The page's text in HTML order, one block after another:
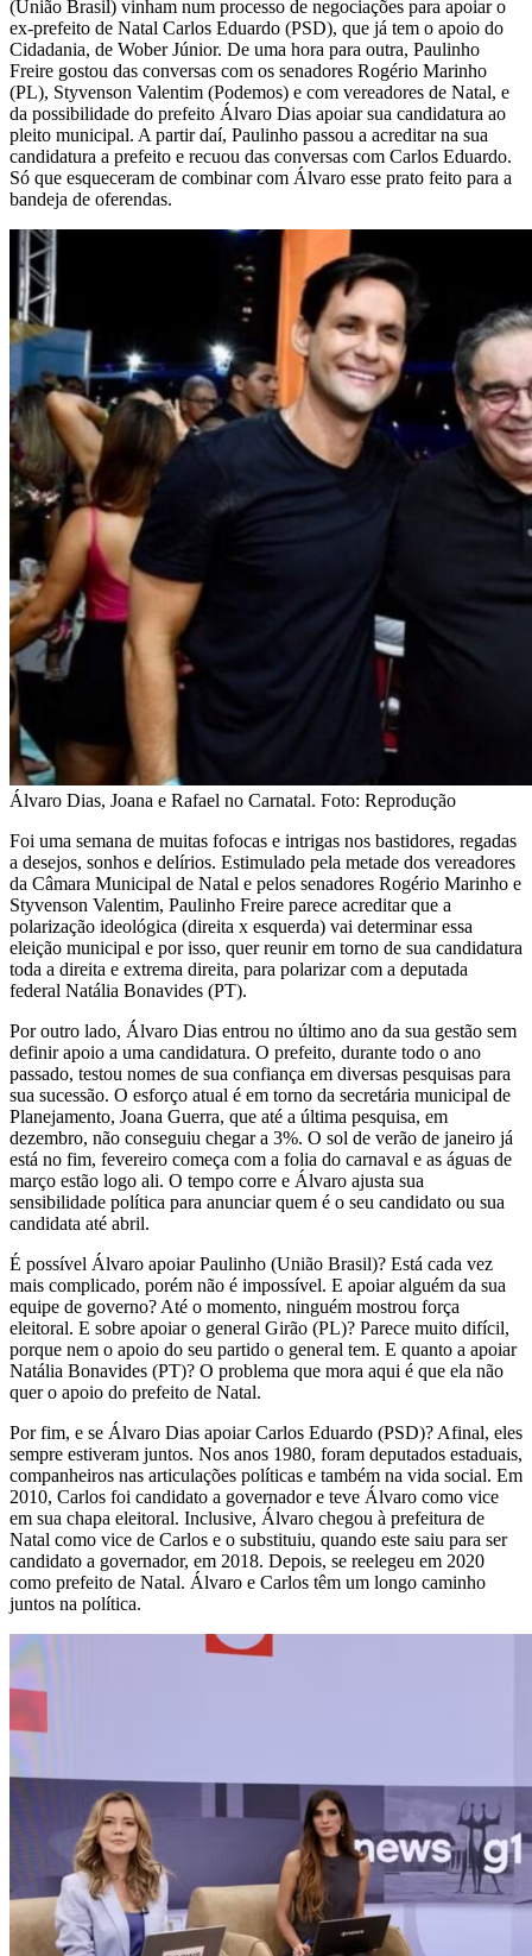
(União Brasil) vinham num processo de negociações para apoiar o
ex-prefeito de Natal Carlos Eduardo (PSD), que já tem o apoio do
Cidadania, de Wober Júnior. De uma hora para outra, Paulinho
Freire gostou das conversas com os senadores Rogério Marinho
(PL), Styvenson Valentim (Podemos) e com vereadores de Natal, e
da possibilidade do prefeito Álvaro Dias apoiar sua candidatura ao
pleito municipal. A partir daí, Paulinho passou a acreditar na sua
candidatura a prefeito e recuou das conversas com Carlos Eduardo.
Só que esqueceram de combinar com Álvaro esse prato feito para a
bandeja de oferendas.
Álvaro Dias, Joana e Rafael no Carnatal. Foto: Reprodução
Foi uma semana de muitas fofocas e intrigas nos bastidores, regadas
a desejos, sonhos e delírios. Estimulado pela metade dos vereadores
da Câmara Municipal de Natal e pelos senadores Rogério Marinho e
Styvenson Valentim, Paulinho Freire parece acreditar que a
polarização ideológica (direita x esquerda) vai determinar essa
eleição municipal e por isso, quer reunir em torno de sua candidatura
toda a direita e extrema direita, para polarizar com a deputada
federal Natália Bonavides (PT).
Por outro lado, Álvaro Dias entrou no último ano da sua gestão sem
definir apoio a uma candidatura. O prefeito, durante todo o ano
passado, testou nomes de sua confiança em diversas pesquisas para
sua sucessão. O esforço atual é em torno da secretária municipal de
Planejamento, Joana Guerra, que até a última pesquisa, em
dezembro, não conseguiu chegar a 3%. O sol de verão de janeiro já
está no fim, fevereiro começa com a folia do carnaval e as águas de
março estão logo ali. O tempo corre e Álvaro ajusta sua
sensibilidade política para anunciar quem é o seu candidato ou sua
candidata até abril.
É possível Álvaro apoiar Paulinho (União Brasil)? Está cada vez
mais complicado, porém não é impossível. E apoiar alguém da sua
equipe de governo? Até o momento, ninguém mostrou força
eleitoral. E sobre apoiar o general Girão (PL)? Parece muito difícil,
porque nem o apoio do seu partido o general tem. E quanto a apoiar
Natália Bonavides (PT)? O problema que mora aqui é que ela não
quer o apoio do prefeito de Natal.
Por fim, e se Álvaro Dias apoiar Carlos Eduardo (PSD)? Afinal, eles
sempre estiveram juntos. Nos anos 1980, foram deputados estaduais,
companheiros nas articulações políticas e também na vida social. Em
2010, Carlos foi candidato a governador e teve Álvaro como vice
em sua chapa eleitoral. Inclusive, Álvaro chegou à prefeitura de
Natal como vice de Carlos e o substituiu, quando este saiu para ser
candidato a governador, em 2018. Depois, se reelegeu em 2020
como prefeito de Natal. Álvaro e Carlos têm um longo caminho
juntos na política.